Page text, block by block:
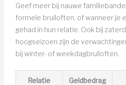
Geef meer bij nauwe
formele bruiloften, of wanneer je
gehad in hun relatie. Ook bij
hoogseizoen zijn de
bij winter- of weekdagbruiloften.
Relatie
Geldbedrag